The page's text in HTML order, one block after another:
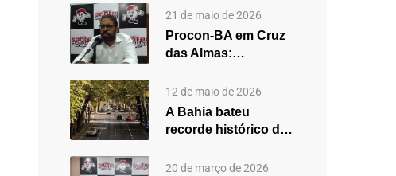
das…
21 de maio de 2026
Procon-BA em Cruz
das Almas:
fortalecimento do
atendimento…
12 de maio de 2026
A Bahia bateu
recorde histórico de
2025,…
20 de março de 2026